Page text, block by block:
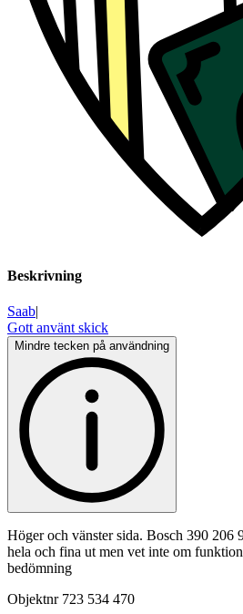
Beskrivning
Saab|
Gott använt skick
Mindre tecken på användning
Höger och vänster sida. Bosch 390 206
hela och fina ut men vet inte om
bedömning
Objektnr 723 534 470